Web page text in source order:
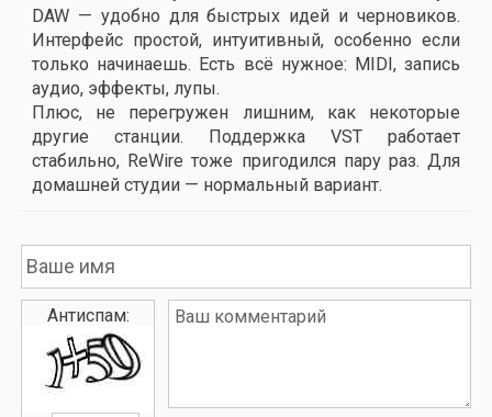
DAW — удобно для быстрых идей и черновиков.
Интерфейс простой, интуитивный, особенно если
только начинаешь. Есть всё нужное: MIDI, запись
аудио, эффекты, лупы.
Плюс, не перегружен лишним, как некоторые
другие станции. Поддержка VST работает
стабильно, ReWire тоже пригодился пару раз. Для
домашней студии — нормальный вариант.
Антиспам: